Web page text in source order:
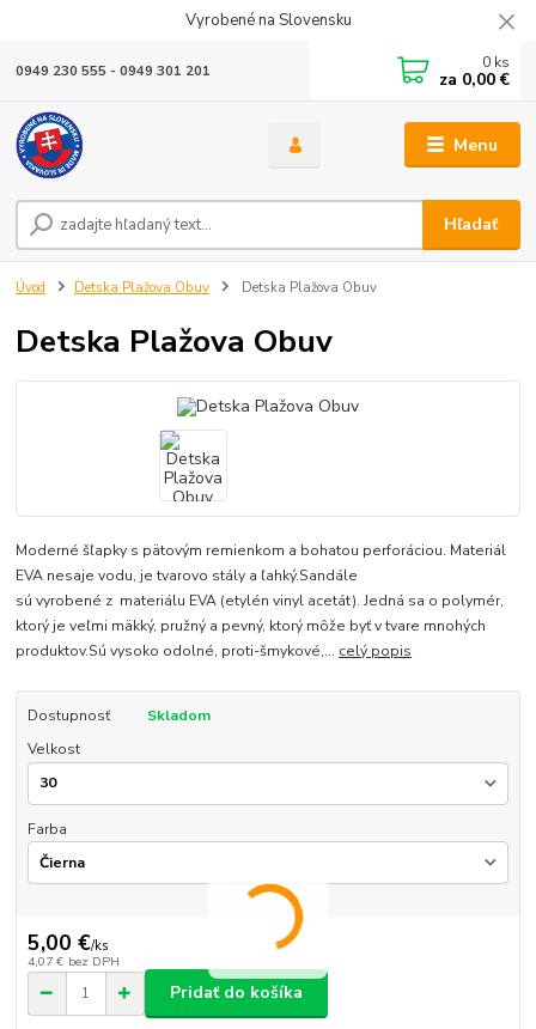
Vyrobené na Slovensku
Menu
Hľadať
0949 230 555 - 0949 301 201 0 ks
za 0,00 €
Úvod Detska Plažova Obuv Detska Plažova Obuv
Detska Plažova Obuv
Moderné šľapky s pätovým remienkom a bohatou perforáciou. Materiál
EVA nesaje vodu, je tvarovo stály a ľahký.Sandále
sú vyrobené z materiálu EVA (etylén vinyl acetát). Jedná sa o polymér,
ktorý je veľmi mäkký, pružný a pevný, ktorý môže byť v tvare mnohých
produktov.Sú vysoko odolné, proti-šmykové,... celý popis
Dostupnosť
Skladom
Velkost
Farba
5,00 €/ks
4,07 € bez DPH
Pridať do košíka